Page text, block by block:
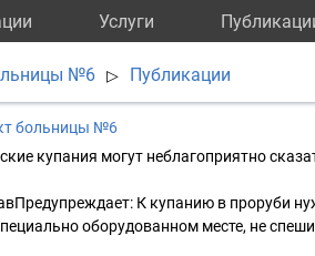
Услуги
№6 ▷ Публикации
больницы №6
купания могут неблагоприятно
К купанию в проруби
оборудованном месте, не